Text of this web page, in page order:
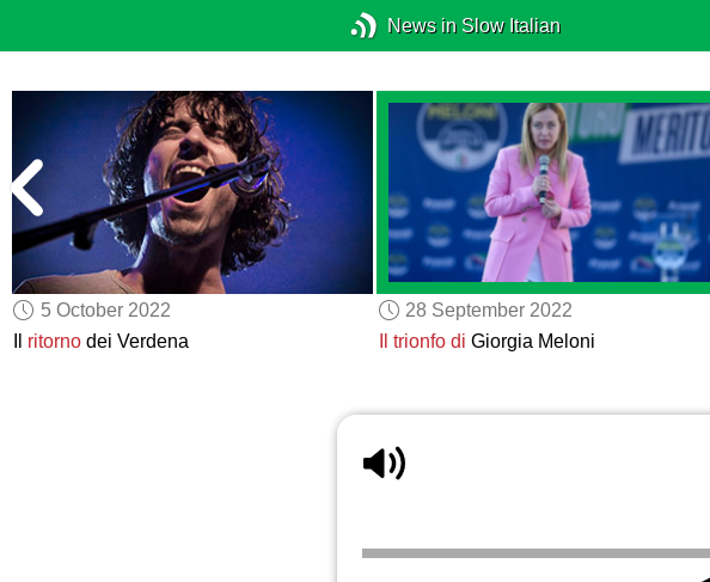
News in Slow Italian
5 October 2022
ritorno dei Verdena
28 September 2022
Il trionfo di Giorgia Meloni